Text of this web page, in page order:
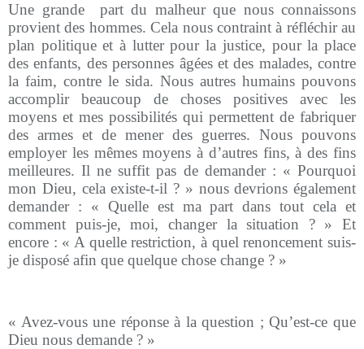
Une grande
part du malheur que nous connaissons
provient des hommes. Cela nous contraint à réfléchir au
plan politique et à lutter pour la justice, pour la place
des enfants, des personnes âgées et des malades, contre
la faim, contre le sida. Nous autres humains pouvons
accomplir beaucoup de choses positives avec les
moyens et mes possibilités qui permettent de fabriquer
des armes et de mener des guerres. Nous pouvons
employer les mêmes moyens à d’autres fins, à des fins
meilleures. Il ne suffit pas de demander : « Pourquoi
mon Dieu, cela existe-t-il ? » nous devrions également
demander : « Quelle est ma part dans tout cela et
comment puis-je, moi, changer la situation ? » Et
encore : « A quelle restriction, à quel renoncement suis-
je disposé afin que quelque chose change ? »
« Avez-vous une réponse à la question ; Qu’est-ce que
Dieu nous demande ? »